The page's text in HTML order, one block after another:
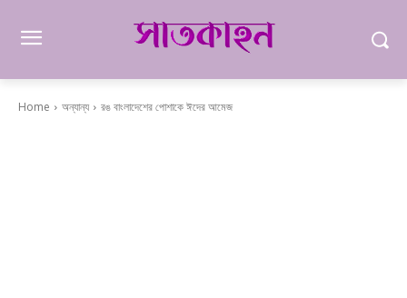
Home অন্যান্য রঙ বাংলাদেশের পোশাকে ঈদের আমেজ